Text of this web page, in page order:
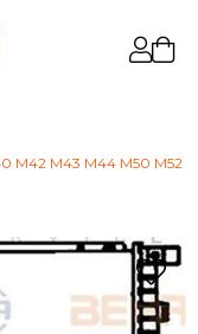
M42 M43 M44 M50 M52